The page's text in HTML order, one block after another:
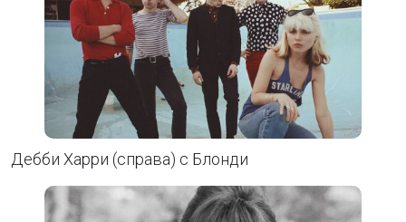
Дебби Харри (справа) с Блонди